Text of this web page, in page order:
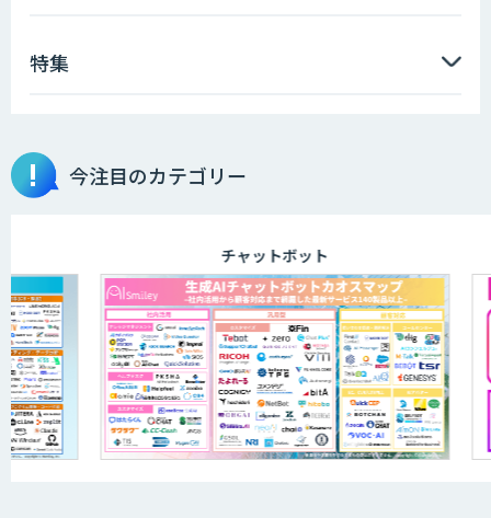
miibo
ibisScribe（アイビススクライブ）
SecureMemo
特集
今注目のカテゴリー
チャットボット